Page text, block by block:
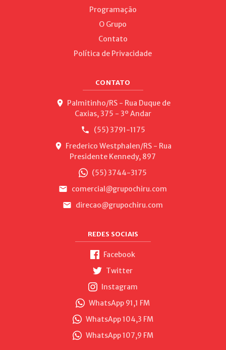
Programação
O Grupo
Contato
Política de Privacidade
CONTATO
Palmitinho/RS - Rua Duque de
Caxias, 375 - 3º Andar
(55) 3791-1175
Frederico Westphalen/RS - Rua
Presidente Kennedy, 897
(55) 3744-3175
comercial@grupochiru.com
direcao@grupochiru.com
REDES SOCIAIS
Facebook
Twitter
Instagram
WhatsApp 91,1 FM
WhatsApp 104,3 FM
WhatsApp 107,9 FM